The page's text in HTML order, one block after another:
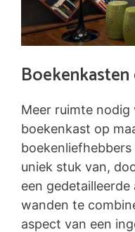
Meer ruimte nodig
boekenkast op
uniek stuk van,
een
wanden te
aspect van een